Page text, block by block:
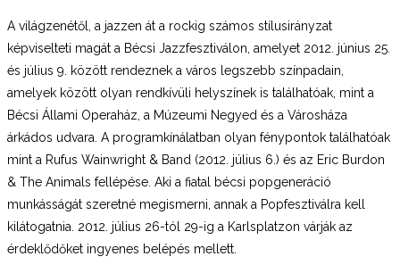
A világzenétől, a jazzen át a rockig számos stílusirányzat
képviselteti magát a Bécsi Jazzfesztiválon, amelyet 2012. június 25.
és július 9. között rendeznek a város legszebb színpadain,
amelyek között olyan rendkívüli helyszínek is találhatóak, mint a
Bécsi Állami Operaház, a Múzeumi Negyed és a Városháza
árkádos udvara. A programkínálatban olyan fénypontok találhatóak
mint a Rufus Wainwright & Band (2012. július 6.) és az Eric Burdon
& The Animals fellépése. Aki a fiatal bécsi popgeneráció
munkásságát szeretné megismerni, annak a Popfesztiválra kell
kilátogatnia. 2012. július 26-tól 29-ig a Karlsplatzon várják az
érdeklődőket ingyenes belépés mellett.